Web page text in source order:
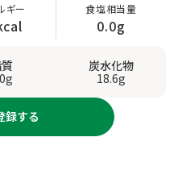
ギー 食塩相当量
0.0g
炭水化物
18.6g
録する